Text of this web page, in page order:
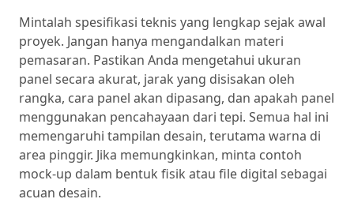
Mintalah spesifikasi teknis yang lengkap sejak awal
proyek. Jangan hanya mengandalkan materi
pemasaran. Pastikan Anda mengetahui ukuran
panel secara akurat, jarak yang disisakan oleh
rangka, cara panel akan dipasang, dan apakah panel
menggunakan pencahayaan dari tepi. Semua hal ini
memengaruhi tampilan desain, terutama warna di
area pinggir. Jika memungkinkan, minta contoh
mock-up dalam bentuk fisik atau file digital sebagai
acuan desain.